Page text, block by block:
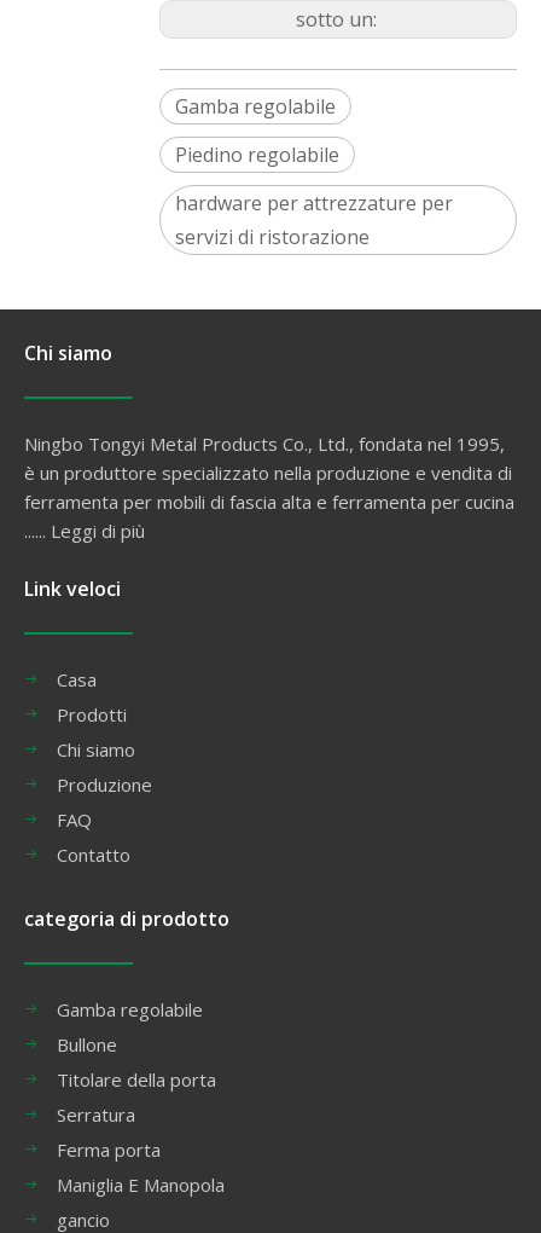
sotto un:
Gamba regolabile
Piedino regolabile
hardware per attrezzature per
servizi di ristorazione
Chi siamo
Ningbo Tongyi Metal Products Co., Ltd., fondata nel 1995,
è un produttore specializzato nella produzione e vendita di
ferramenta per mobili di fascia alta e ferramenta per cucina
...... Leggi di più
Link veloci
Casa
Prodotti
Chi siamo
Produzione
FAQ
Contatto
categoria di prodotto
Gamba regolabile
Bullone
Titolare della porta
Serratura
Ferma porta
Maniglia E Manopola
gancio